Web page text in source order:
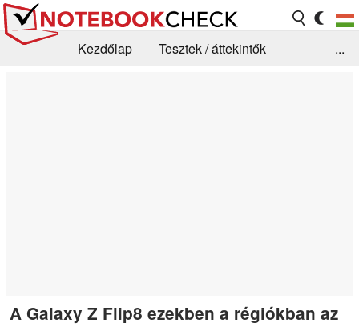
Kezdőlap
Tesztek / áttekintők
...
A Galaxy Z Flip8 ezekben a régiókban az